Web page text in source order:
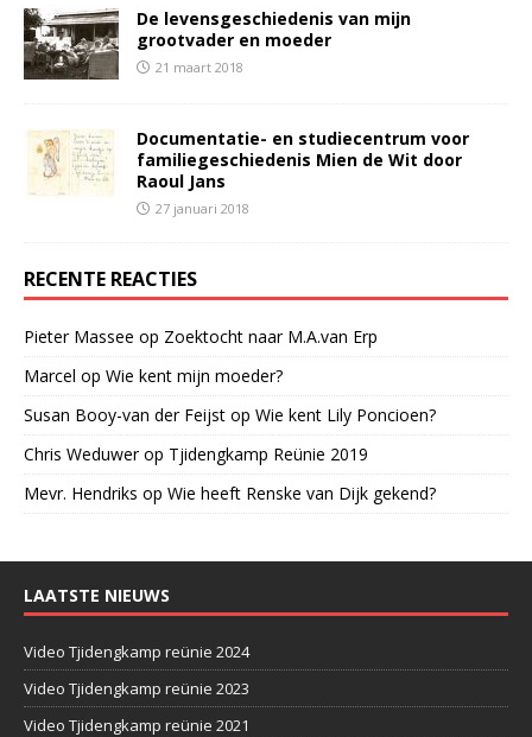
De levensgeschiedenis van mijn
grootvader en moeder
21 maart 2018
Documentatie- en studiecentrum voor
familiegeschiedenis Mien de Wit door
Raoul Jans
27 januari 2018
RECENTE REACTIES
Pieter Massee op Zoektocht naar M.A.van Erp
Marcel op Wie kent mijn moeder?
Susan Booy-van der Feijst op Wie kent Lily Poncioen?
Chris Weduwerop Tjidengkamp Reünie 2019
Mevr. Hendriks op Wie heeft Renske van Dijk gekend?
LAATSTE NIEUWS
Video Tjidengkamp reünie 2024
Video Tjidengkamp reünie 2023
Video Tjidengkamp reünie 2021